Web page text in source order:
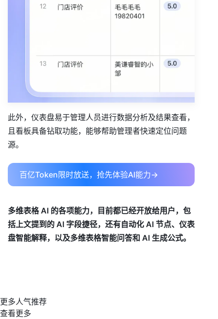
此外，仪表盘易于管理人员进行数据分析及结果查看，
且看板具备钻取功能，能够帮助管理者快速定位问题
源。
百亿Token限时放送，抢先体验AI能力→
多维表格 AI 的各项能力，目前都已经开放给用户，包
括上文提到的 AI 字段捷径，还有自动化 AI 节点、仪表
盘智能解释，以及多维表格智能问答和 AI 生成公式。
更多人气推荐
查看更多